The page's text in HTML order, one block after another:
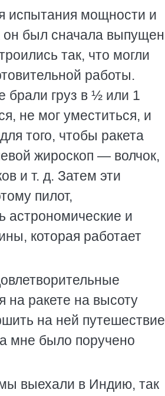
испытания мощности и
он был сначала выпущен
так, что могли
работы.
брали груз в ½ или 1
не мог уместиться, и
того, чтобы ракета
жироскоп — волчок,
и т. д. Затем эти
пилот,
астрономические и
которая работает
на ракете на высоту
на ней путешествие
мне было поручено
выехали в Индию, так